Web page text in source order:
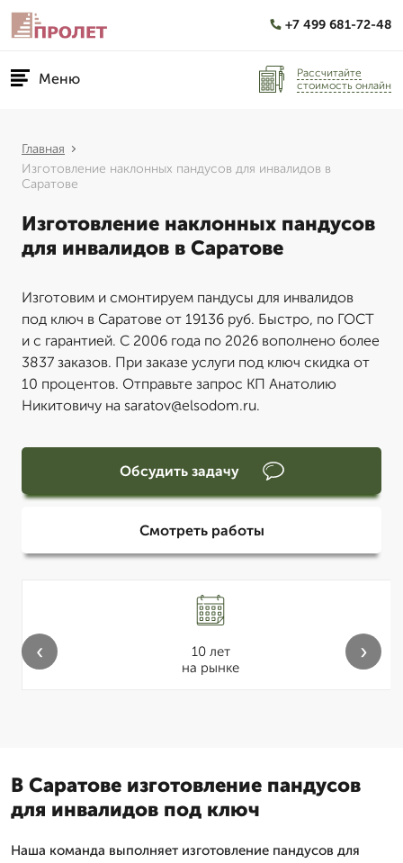
+7 499 681-72-48
Меню
Рассчитайте
стоимость онлайн
Главная
Изготовление наклонных пандусов для инвалидов в
Саратове
Изготовление наклонных пандусов
для инвалидов в Саратове
Изготовим и смонтируем пандусы для инвалидов
под ключ в Саратове от 19136 руб. Быстро, по ГОСТ
и с гарантией. С 2006 года по 2026 вополнено более
3837 заказов. При заказе услуги под ключ скидка от
10 процентов. Отправьте запрос КП Анатолию
Никитовичу на saratov@elsodom.ru.
Обсудить задачу
Смотреть работы
10 лет
на рынке
‹ ›
В Саратове изготовление пандусов
для инвалидов под ключ
Наша команда выполняет изготовление пандусов для